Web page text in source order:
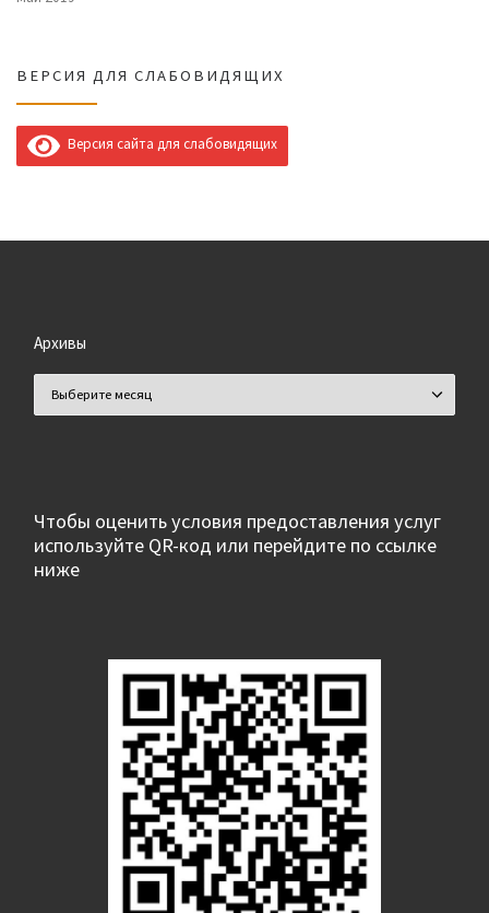
ВЕРСИЯ ДЛЯ СЛАБОВИДЯЩИХ
Версия сайта для слабовидящих
Архивы
Чтобы оценить условия предоставления услуг
используйте QR-код или перейдите по ссылке
ниже